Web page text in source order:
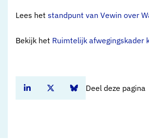
Lees het standpunt van Vewin over
Bekijk het Ruimtelijk afwegingskader
Deel deze pagina
Deel dit artikel op Linkedin
Deel dit artikel op Twitter
Deel dit artikel op